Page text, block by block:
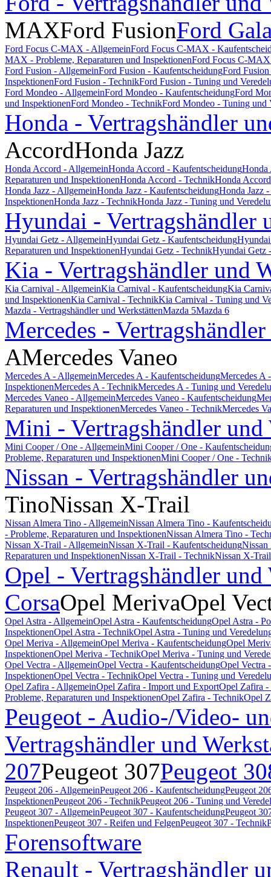
MAXFord FusionFord
Ford Focus C-MAX - AllgemeinFord Focus C-MAX -
MAX - Probleme, Reparaturen und InspektionenFord Focus C-
Ford Fusion - AllgemeinFord Fusion - KaufentscheidungFord
InspektionenFord Fusion - TechnikFord Fusion - Tuning und
Ford Mondeo - AllgemeinFord Mondeo - KaufentscheidungFord
und InspektionenFord Mondeo - TechnikFord Mondeo - Tuning und
Honda - Vertragshändler
AccordHonda Jazz
Honda Accord - AllgemeinHonda Accord - KaufentscheidungHonda
Reparaturen und InspektionenHonda Accord - TechnikHonda
Honda Jazz - AllgemeinHonda Jazz - KaufentscheidungHonda Jazz
InspektionenHonda Jazz - TechnikHonda Jazz - Tuning und
Hyundai - Vertragshändler
Hyundai Getz - AllgemeinHyundai Getz - Kaufentscheidung
Reparaturen und InspektionenHyundai Getz - TechnikHyundai Getz
Kia - Vertragshändler und
Kia Carnival - AllgemeinKia Carnival - KaufentscheidungKia
und InspektionenKia Carnival - TechnikKia Carnival - Tuning und
Mazda - Vertragshändler und WerkstättenMazda 5Mazda 6
Mercedes -
AMercedes Vaneo
Mercedes A - AllgemeinMercedes A - KaufentscheidungMercedes A
InspektionenMercedes A - TechnikMercedes A - Tuning und
Mercedes Vaneo - AllgemeinMercedes Vaneo - Kaufentscheidung
Reparaturen und InspektionenMercedes Vaneo - TechnikMercedes
Mini - Vertragshändler und
Mini Cooper / One - AllgemeinMini Cooper / One -
Probleme, Reparaturen und InspektionenMini Cooper / One -
Nissan - Vertragshändler
TinoNissan X-Trail
Nissan Almera Tino - AllgemeinNissan Almera Tino -
- Probleme, Reparaturen und InspektionenNissan Almera Tino -
Nissan X-Trail - AllgemeinNissan X-Trail - KaufentscheidungNissan
Reparaturen und InspektionenNissan X-Trail - TechnikNissan X-
Opel - Vertragshändler und
CorsaOpel MerivaOpel
Opel Astra - AllgemeinOpel Astra - KaufentscheidungOpel Astra -
InspektionenOpel Astra - TechnikOpel Astra - Tuning und
Opel Meriva - AllgemeinOpel Meriva - KaufentscheidungOpel
InspektionenOpel Meriva - TechnikOpel Meriva - Tuning und
Opel Vectra - AllgemeinOpel Vectra - KaufentscheidungOpel Vectra
InspektionenOpel Vectra - TechnikOpel Vectra - Tuning und
Opel Zafira - AllgemeinOpel Zafira - Import und ExportOpel Zafira -
Probleme, Reparaturen und InspektionenOpel Zafira - TechnikOpel
Peugeot - Audio-/Video-
Vertragshändler und
207Peugeot 307Peugeot
Peugeot 206 - AllgemeinPeugeot 206 - KaufentscheidungPeugeot
InspektionenPeugeot 206 - TechnikPeugeot 206 - Tuning und
Peugeot 307 - AllgemeinPeugeot 307 - KaufentscheidungPeugeot
InspektionenPeugeot 307 - Reifen und FelgenPeugeot 307 - Technik
Forensoftware
Renault - Vertragshändler